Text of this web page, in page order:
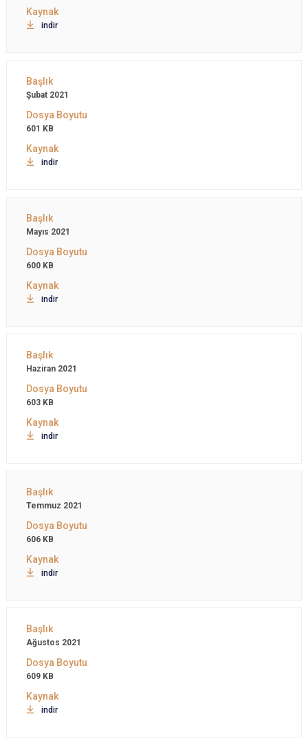
indir
Şubat 2021
601 KB
indir
Mayıs 2021
600 KB
indir
Haziran 2021
603 KB
indir
Temmuz 2021
606 KB
indir
Ağustos 2021
609 KB
indir